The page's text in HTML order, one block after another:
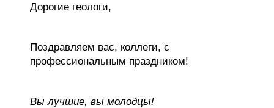
Дорогие геологи,
Поздравляем вас, коллеги, с
профессиональным праздником!
Вы лучшие, вы молодцы!